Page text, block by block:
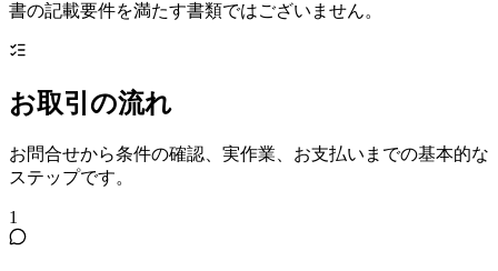
書の記載要件を満たす書類ではございません。
お取引の流れ
お問合せから条件の確認、実作業、お支払いまでの基本的な
ステップです。
1